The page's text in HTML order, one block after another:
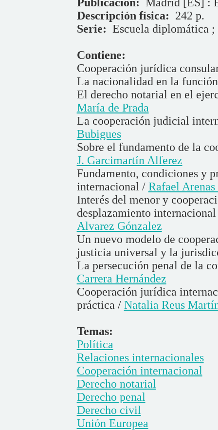
Descripción física: 242 p.
Serie: Escuela diplomática ;
Contiene:
Cooperación jurídica
La nacionalidad en la
El derecho notarial en el
María de Prada
La cooperación judicial
Bubigues
Sobre el fundamento de la
J. Garcimartín Alferez
Fundamento, condiciones y
internacional / Rafael
Interés del menor y
desplazamiento
Alvarez Gónzalez
Un nuevo modelo de
justicia universal y la
La persecución penal de la
Carrera Hernández
Cooperación jurídica
práctica / Natalia Reus
Temas:
Política
Relaciones internacionales
Cooperación internacional
Derecho notarial
Derecho penal
Derecho civil
Unión Europea